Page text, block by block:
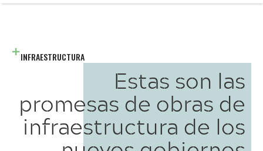
INFRAESTRUCTURA
Estas son las
promesas de obras de
infraestructura de los